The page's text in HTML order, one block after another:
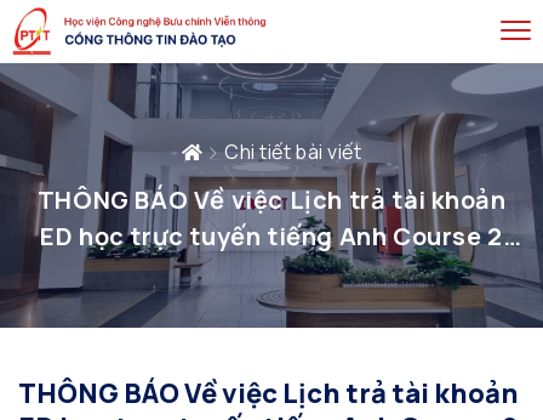
Chi tiết bài viết
THÔNG BÁO Về việc Lịch trả tài khoản
ED học trực tuyến tiếng Anh Course 2
cho khóa 2020
THÔNG BÁO Về việc Lịch trả tài khoản